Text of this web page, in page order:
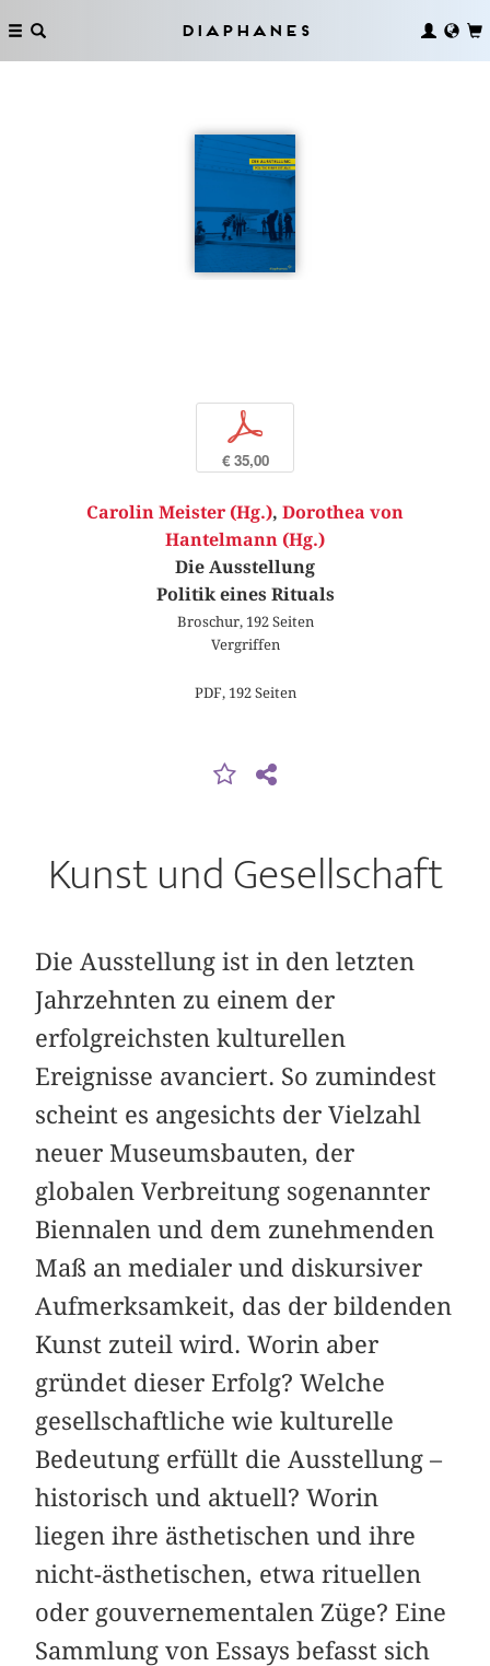
Diaphanes
p
€ 35,00
Carolin Meister (Hg.), Dorothea von
Hantelmann (Hg.)
Die Ausstellung
Politik eines Rituals
Broschur, 192 Seiten
Vergriffen
PDF, 192 Seiten
Kunst und Gesellschaft
Die Ausstellung ist in den letzten
Jahrzehnten zu einem der
erfolgreichsten kulturellen
Ereignisse avanciert. So zumindest
scheint es angesichts der Vielzahl
neuer Museumsbauten, der
globalen Verbreitung sogenannter
Biennalen und dem zunehmenden
Maß an medialer und diskursiver
Aufmerksamkeit, das der bildenden
Kunst zuteil wird. Worin aber
gründet dieser Erfolg? Welche
gesellschaftliche wie kulturelle
Bedeutung erfüllt die Ausstellung –
historisch und aktuell? Worin
liegen ihre ästhetischen und ihre
nicht-ästhetischen, etwa rituellen
oder gouvernementalen Züge? Eine
Sammlung von Essays befasst sich